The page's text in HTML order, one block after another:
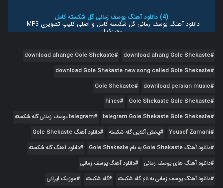
(4) دانلود آهنگ یوسف زمانی گل شکسته کامل
دانلود آهنگ یوسف زمانی گل شکسته کامل و اصلی کلیپ تصویری MP3 -
موزیکدل
(5) دانلود آهنگ یوسف زمانی به نام گل شکسته
ترین
(8) دانلود آهنگ یوسف زمانی گل شکسته با
دانلود آهنگ یوسف زمانی گل شکسته با کیفیت عالی و پخش آنلاین
download ahang Gole Shekaste
download ahange Gole Shekaste
download Gole Shekaste new song called Gole Shekaste
download persian music
Gole Shekaste
Gole Shekaste Gole Shekaste
hihes
telegram Gole Shekaste Gole Shekaste
telegram یوسف زمانی گله شکسته
Yousef Zamani
پخش آنلاین گله شکسته
دانلود آهنگ Gole Shekaste
دانلود آهنگ Gole Shekaste به نام Gole Shekaste
دانلود آهنگ گله شکسته
دانلود آهنگ های یوسف زمانی
دانلود آهنگ یوسف زمانی
دانلود آهنگ یوسف زمانی به نام گله شکسته
گله شکسته
موزیک ایرانی